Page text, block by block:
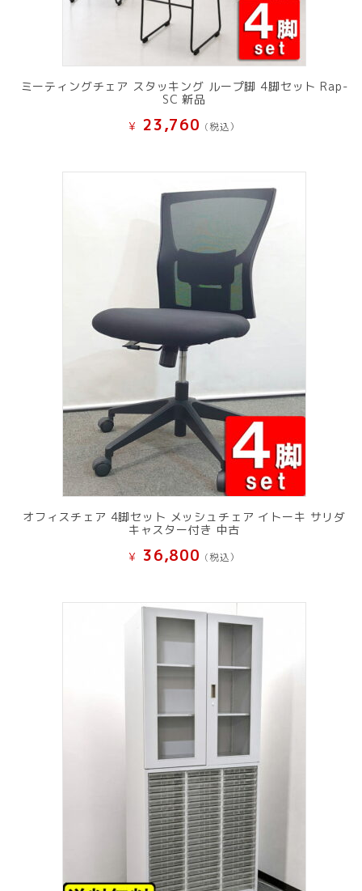
ミーティングチェア スタッキング ループ脚 4脚セット Rap-
SC 新品
¥ 23,760 (税込）
オフィスチェア 4脚セット メッシュチェア イトーキ サリダ
キャスター付き 中古
¥ 36,800 (税込）